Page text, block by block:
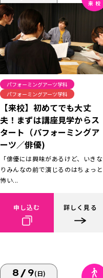
パフォーミングアーツ学科
パフォーミングアーツ学科
【来校】初めてでも大丈
夫！まずは講座見学からス
タート（パフォーミングア
ーツ／俳優)
「俳優には興味があるけど、いきな
りみんなの前で演じるのはちょっと
怖い...
申し込む 詳しく見る
8/9(日)